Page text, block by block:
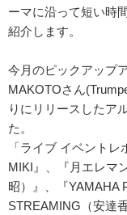
ーマに沿って短い時
紹介します。
今月のピックアップ
MAKOTOさん
りにリリースしたア
た。
「ライブ イベント
MIKI』、『月エレマ
昭）』、『YAMAHA
STREAMING（安達